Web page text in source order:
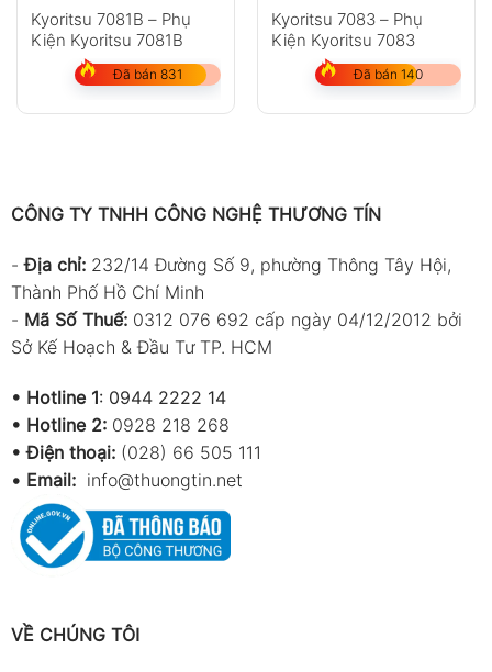
Kyoritsu 7081B – Phụ
Kiện Kyoritsu 7081B
Đã bán 831
Kyoritsu 7083 – Phụ
Kiện Kyoritsu 7083
Đã bán 140
CÔNG TY TNHH CÔNG NGHỆ THƯƠNG TÍN
-Địa chỉ: 232/14 Đường Số 9, phường Thông Tây Hội,
Thành Phố Hồ Chí Minh
- Mã Số Thuế: 0312 076 692 cấp ngày 04/12/2012 bởi
Sở Kế Hoạch & Đầu Tư TP. HCM
• Hotline 1: 0944 2222 14
• Hotline 2: 0928 218 268
• Điện thoại: (028) 66 505 111
• Email: info@thuongtin.net
VỀ CHÚNG TÔI